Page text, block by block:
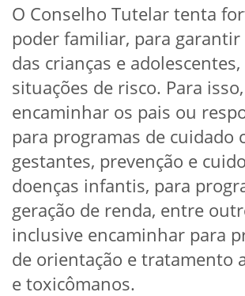
O Conselho Tutelar tenta
poder familiar, para
das crianças e
situações de risco. Para
encaminhar os pais ou
para programas de cuidado
gestantes, prevenção e
doenças infantis, para
geração de renda, entre
inclusive encaminhar para
de orientação e tratamento
e toxicômanos.